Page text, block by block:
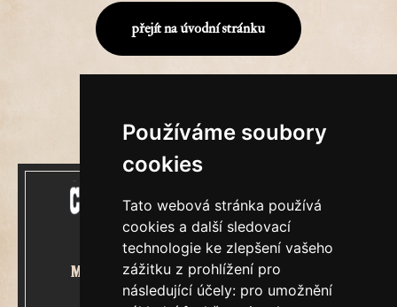
Používáme soubory
cookies
Tato webová stránka používá
cookies a další sledovací
technologie ke zlepšení vašeho
zážitku z prohlížení pro
následující účely: pro umožnění
přejít na úvodní stránku
Mecenášem Cimrmanova Zpravodaje
je společnost